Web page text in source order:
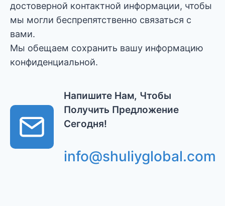
достоверной контактной информации, чтобы
мы могли беспрепятственно связаться с
вами.
Мы обещаем сохранить вашу информацию
конфиденциальной.
Напишите Нам, Чтобы
Получить Предложение
Сегодня!
info@shuliyglobal.com